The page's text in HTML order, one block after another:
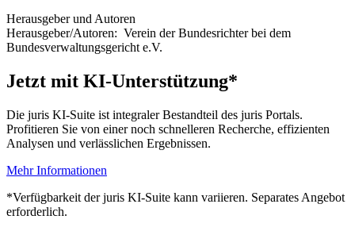
Herausgeber und Autoren
Herausgeber/Autoren: Verein der Bundesrichter bei dem
Bundesverwaltungsgericht e.V.
Jetzt mit KI-Unterstützung*
Die juris KI-Suite ist integraler Bestandteil des juris Portals.
Profitieren Sie von einer noch schnelleren Recherche, effizienten
Analysen und verlässlichen Ergebnissen.
Mehr Informationen
*Verfügbarkeit der juris KI-Suite kann variieren. Separates Angebot
erforderlich.